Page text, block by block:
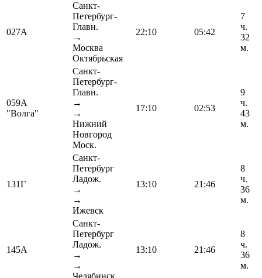
027А
Санкт-
Петербург-
Главн.
→
Москва
Октябрьская
22:10 05:42
7
ч.
32
м.
059А
"Волга"
Санкт-
Петербург-
Главн.
→
→
Нижний
Новгород
Моск.
17:10 02:53
9
ч.
43
м.
131Г
Санкт-
Петербург
Ладож.
→
→
Ижевск
13:10 21:46
8
ч.
36
м.
145А
Санкт-
Петербург
Ладож.
→
→
13:10 21:46
8
ч.
36
м.